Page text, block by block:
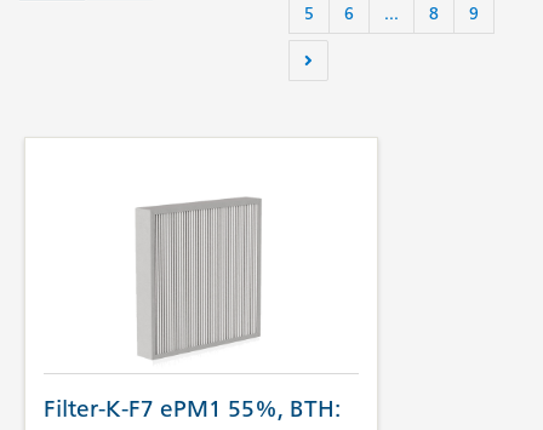
5 6 ... 8 9
Filter-K-F7 ePM1 55%, BTH: